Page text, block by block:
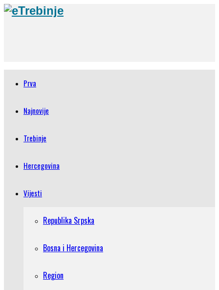
Prva
Najnovije
Trebinje
Hercegovina
Vijesti
Republika Srpska
Bosna i Hercegovina
Region